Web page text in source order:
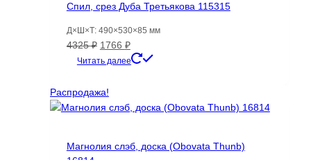
Спил, срез Дуба Третьякова 115315
Д×Ш×Т: 490×530×85 мм
4325₽ Первоначальная
цена
4325 ₽.
1766 ₽Текущая
цена:
Читать далее
Распродажа!
Магнолия слэб, доска (Obovata Thunb)